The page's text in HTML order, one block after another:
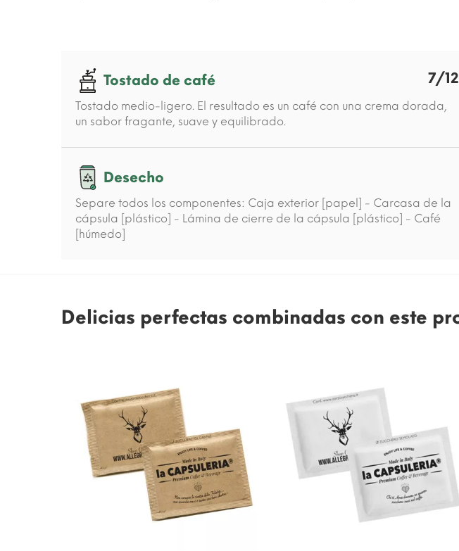
Tostado de café 7/12
Tostado medio-ligero. El resultado es un café con una crema dorada,
un sabor fragante, suave y equilibrado.
Desecho
Separe todos los componentes: Caja exterior [papel] - Carcasa de la
cápsula [plástico] - Lámina de cierre de la cápsula [plástico] - Café
[húmedo]
Delicias perfectas combinadas con este